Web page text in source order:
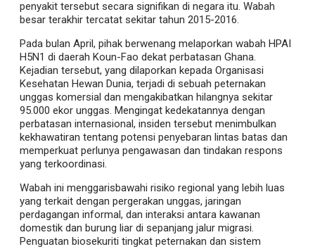
penyakit tersebut secara signifikan di negara itu. Wabah
besar terakhir tercatat sekitar tahun 2015-2016.
Pada bulan April, pihak berwenang melaporkan wabah HPAI
H5N1 di daerah Koun-Fao dekat perbatasan Ghana.
Kejadian tersebut, yang dilaporkan kepada Organisasi
Kesehatan Hewan Dunia, terjadi di sebuah peternakan
unggas komersial dan mengakibatkan hilangnya sekitar
95.000 ekor unggas. Mengingat kedekatannya dengan
perbatasan internasional, insiden tersebut menimbulkan
kekhawatiran tentang potensi penyebaran lintas batas dan
memperkuat perlunya pengawasan dan tindakan respons
yang terkoordinasi.
Wabah ini menggarisbawahi risiko regional yang lebih luas
yang terkait dengan pergerakan unggas, jaringan
perdagangan informal, dan interaksi antara kawanan
domestik dan burung liar di sepanjang jalur migrasi.
Penguatan biosekuriti tingkat peternakan dan sistem